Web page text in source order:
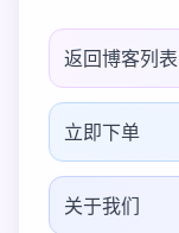
返回博客列表
立即下单
关于我们